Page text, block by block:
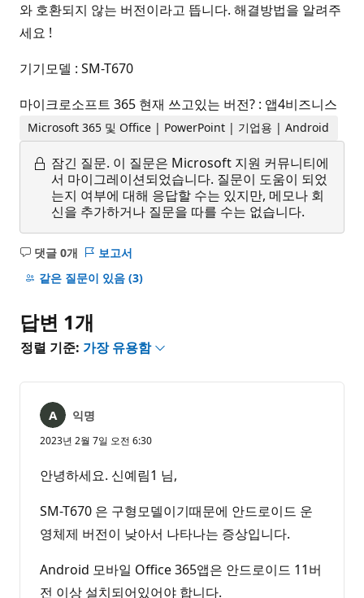
와 호환되지 않는 버전이라고 뜹니다. 해결방법을 알려주
세요 !
기기모델 : SM-T670
마이크로소프트 365 현재 쓰고있는 버전? : 앱4비즈니스
Microsoft 365 및 Office | PowerPoint | 기업용 | Android
잠긴 질문. 이 질문은 Microsoft 지원 커뮤니티에
서 마이그레이션되었습니다. 질문이 도움이 되었
는지 여부에 대해 응답할 수는 있지만, 메모나 회
신을 추가하거나 질문을 따를 수는 없습니다.
댓글 0개
설
명
음
보고서
같은 질문이 있음 (3)
답변 1개
정렬 기준: 가장 유용함
익명
2023년 2월 7일 오전 6:30
안녕하세요. 신예림1 님,
SM-T670 은 구형모델이기때문에 안드로이드 운
영체제 버전이 낮아서 나타나는 증상입니다.
Android 모바일 Office 365앱은 안드로이드 11버
전 이상 설치되어있어야 합니다.